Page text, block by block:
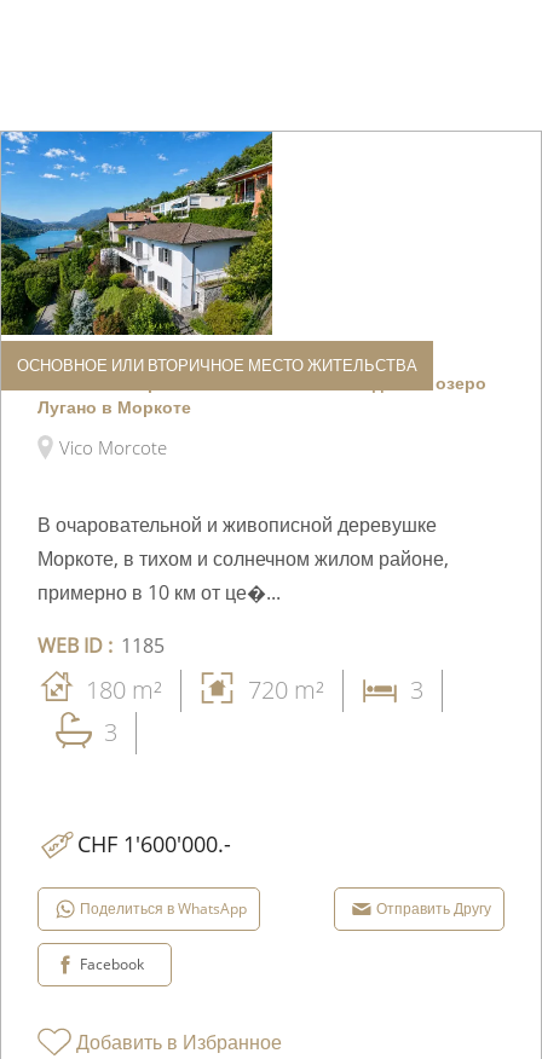
ОСНОВНОЕ ИЛИ ВТОРИЧНОЕ МЕСТО ЖИТЕЛЬСТВА
Вилла «Панорама» с великолепным видом на озеро
Лугано в Моркоте
Vico Morcote
В очаровательной и живописной деревушке
Моркоте, в тихом и солнечном жилом районе,
примерно в 10 км от це�...
WEB ID : 1185
180 m² 720 m²
3
3
CHF 1'600'000.-
Поделиться в WhatsApp Отправить Другу
Facebook
Добавить в Избранное